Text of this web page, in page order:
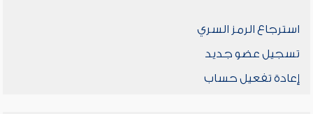
استرجاع الرمز السري
تسجيل عضو جديد
إعادة تفعيل حساب